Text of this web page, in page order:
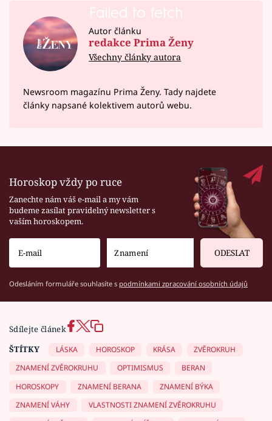
Failed to fetch
Autor článku
redakce Prima Ženy
Všechny články autora
Newsroom magazínu Prima Ženy. Tady najdete
články napsané kolektivem autorů webu.
Horoskop vždy po ruce
Zanechte nám váš e-mail a my vám
budeme zasílat pravidelný newsletter s
vaším horoskopem.
ODESLAT
Odesláním formuláře souhlasíte s podmínkami zpracování osobních údajů
Sdílejte článek
ŠTÍTKY
LÁSKA HOROSKOP KRÁSA
ZVĚROKRUH
ZNAMENÍ ZVĚROKRUHU
OPTIMISMUS
BERAN
HOROSKOPY
ZNAMENÍ BERANA
ZNAMENÍ BÝKA
ZNAMENÍ VÁHY
VLASTNOSTI ZNAMENÍ ZVĚROKRUHU